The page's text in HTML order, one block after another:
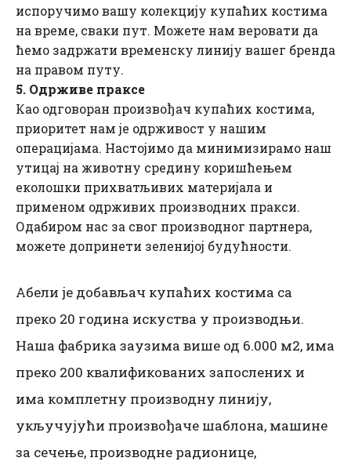
испоручимо вашу колекцију купаћих костима
на време, сваки пут. Можете нам веровати да
ћемо задржати временску линију вашег бренда
на правом путу.
5. Одрживе праксе
Као одговоран произвођач купаћих костима,
приоритет нам је одрживост у нашим
операцијама. Настојимо да минимизирамо наш
утицај на животну средину коришћењем
еколошки прихватљивих материјала и
применом одрживих производних пракси.
Одабиром нас за свог производног партнера,
можете допринети зеленијој будућности.
Абели је добављач купаћих костима са
преко 20 година искуства у производњи.
Наша фабрика заузима више од 6.000 м2, има
преко 200 квалификованих запослених и
има комплетну производну линију,
укључујући произвођаче шаблона, машине
за сечење, производне радионице,